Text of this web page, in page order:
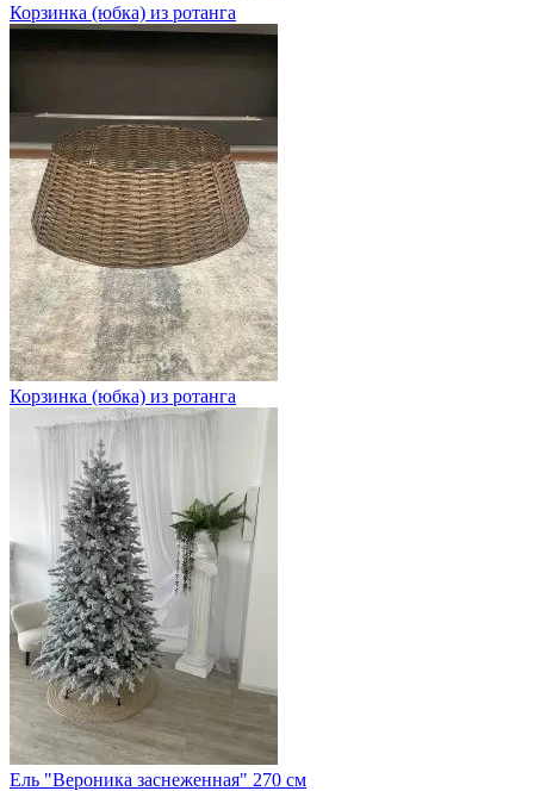
Корзинка (юбка) из ротанга
Корзинка (юбка) из ротанга
Ель "Вероника заснеженная" 270 см